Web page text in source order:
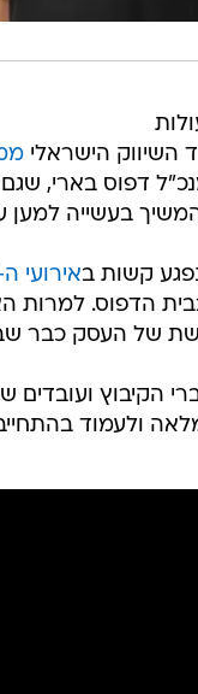
השיווק הישראלי
דפוס בארי,
בעשייה למען
קשות באירועי ה-7
בבית הדפוס.
של העסק כבר
הקיבוץ ועובדים
ולעמוד